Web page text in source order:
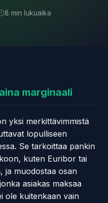
8 min lukuaika
marginaali
yksi merkittävimmistä
lopulliseen
Se tarkoittaa pankin
kuten Euribor tai
ja muodostaa osan
asiakas maksaa
ole kuitenkaan vain